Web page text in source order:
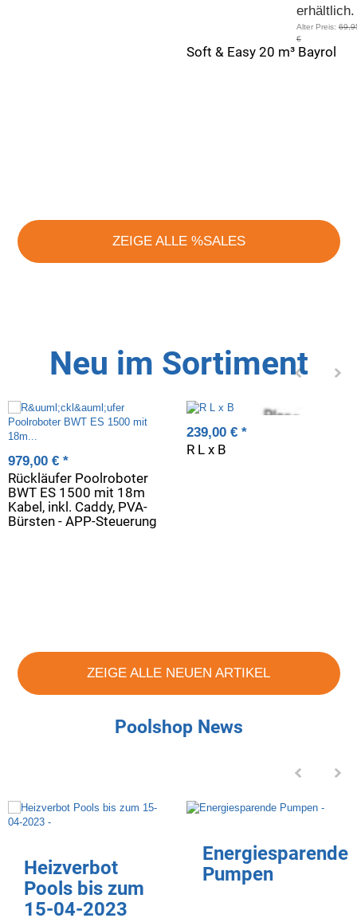
Soft & Easy 20 m³ Bayrol
erhältlich.
Alter Preis:
€
ZEIGE ALLE %SALES
Neu im Sortiment
Rückläufer Poolroboter
BWT ES 1500 mit 18m
Kabel, inkl. Caddy, PVA-
Bürsten - APP-Steuerung
979,00 € *
R L x B
239,00 € *
ZEIGE ALLE NEUEN ARTIKEL
Poolshop News
Heizverbot
Pools bis zum
15-04-2023
Energiesparende
Pumpen